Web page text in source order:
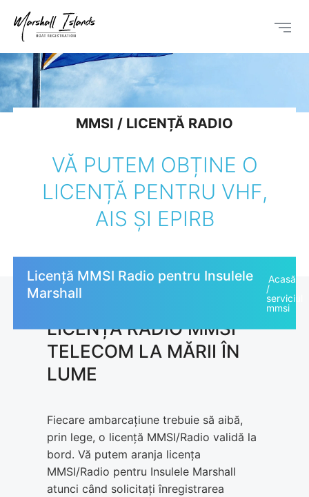
MMSI / LICENȚĂ RADIO
VĂ PUTEM OBȚINE O
LICENȚĂ PENTRU VHF,
AIS ȘI EPIRB
Licență MMSI Radio pentru Insulele
Marshall
Acasă
serviciul
mmsi
LICENȚĂ RADIO MMSI
TELECOM LA MĂRII ÎN
LUME
Fiecare ambarcațiune trebuie să aibă,
prin lege, o licență MMSI/Radio validă la
bord. Vă putem aranja licența
MMSI/Radio pentru Insulele Marshall
atunci când solicitați înregistrarea